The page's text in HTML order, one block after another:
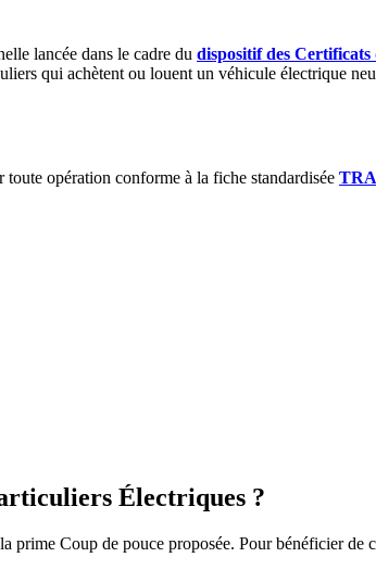
lancée dans le cadre du dispositif des Certificats
qui achètent ou louent un véhicule électrique
toute opération conforme à la fiche standardisée
Électriques ?
prime Coup de pouce proposée. Pour bénéficier de